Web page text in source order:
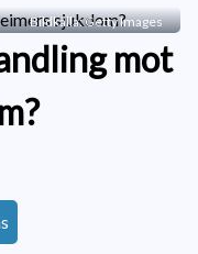
mot
Bildkälla: Getty Images